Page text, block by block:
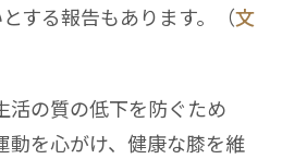
する報告もあります。（文
活の質の低下を防ぐため
動を心がけ、健康な膝を維